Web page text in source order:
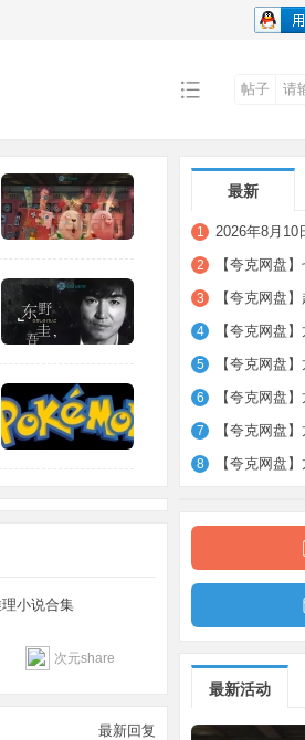
帖子
最新
1 2026年8月10
2
【夸克网盘
删减绝版国语收藏
3 【夸克网盘
4 【夸克网盘
5 【夸克网盘
6 【夸克网盘
7 【夸克网盘
8 【夸克网盘
理小说合集
次元share
最新回复
最新活动